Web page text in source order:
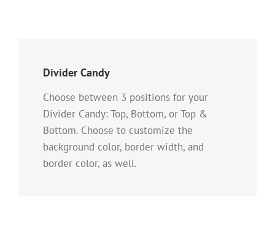
Divider Candy
Choose between 3 positions for your
Divider Candy: Top, Bottom, or Top &
Bottom. Choose to customize the
background color, border width, and
border color, as well.